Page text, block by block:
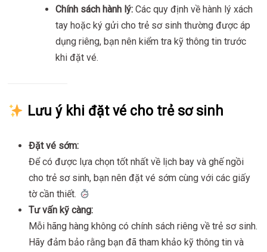
Chính sách hành lý: Các quy định về hành lý xách
tay hoặc ký gửi cho trẻ sơ sinh thường được áp
dụng riêng, bạn nên kiểm tra kỹ thông tin trước
khi đặt vé.
Lưu ý khi đặt vé cho trẻ sơ sinh
Đặt vé sớm:
Để có được lựa chọn tốt nhất về lịch bay và ghế ngồi
cho trẻ sơ sinh, bạn nên đặt vé sớm cùng với các giấy
tờ cần thiết.
Tư vấn kỹ càng:
Mỗi hãng hàng không có chính sách riêng về trẻ sơ sinh.
Hãy đảm bảo rằng bạn đã tham khảo kỹ thông tin và